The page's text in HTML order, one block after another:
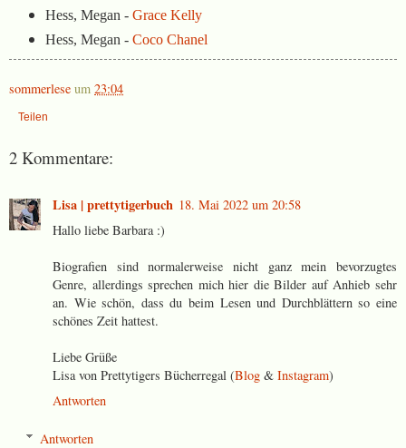
Hess, Megan - Grace Kelly
Hess, Megan - Coco Chanel
sommerlese um 23:04
Teilen
2 Kommentare:
Lisa | prettytigerbuch 18. Mai 2022 um 20:58
Hallo liebe Barbara :)
Biografien sind normalerweise nicht ganz mein bevorzugtes
Genre, allerdings sprechen mich hier die Bilder auf Anhieb sehr
an. Wie schön, dass du beim Lesen und Durchblättern so eine
schönes Zeit hattest.
Liebe Grüße
Lisa von Prettytigers Bücherregal (Blog & Instagram)
Antworten
Antworten